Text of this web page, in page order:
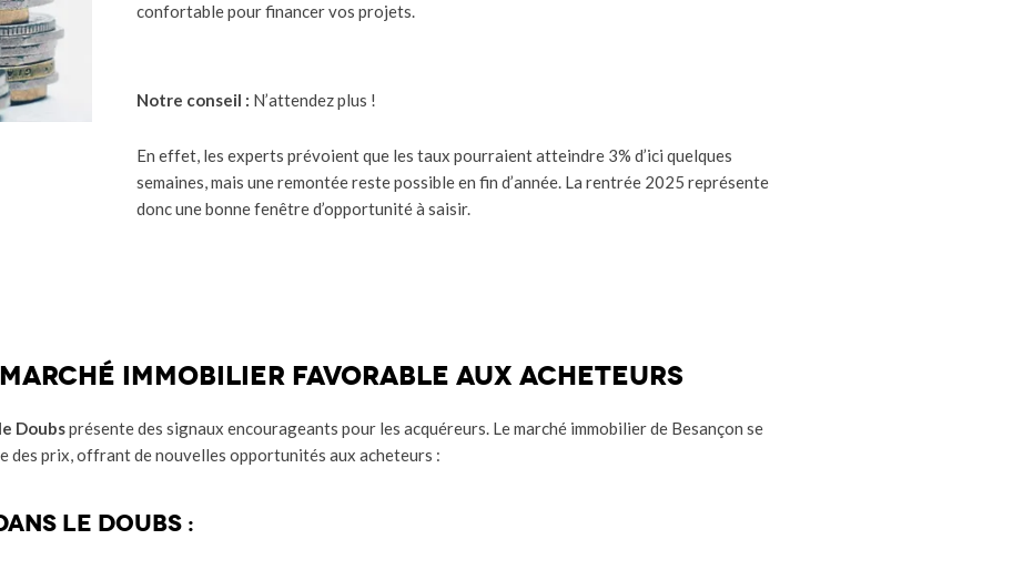
confortable pour financer vos projets.
Notre conseil : N’attendez plus !
En effet, les experts prévoient que les taux pourraient atteindre 3% d’ici quelques
semaines, mais une remontée reste possible en fin d’année. La rentrée 2025 représente
donc une bonne fenêtre d’opportunité à saisir.
marché immobilier favorable aux acheteurs
Doubsprésente des signaux encourageants pour les acquéreurs. Le marché immobilier de Besançon se
des prix, offrant de nouvelles opportunités aux acheteurs :
le Doubs :